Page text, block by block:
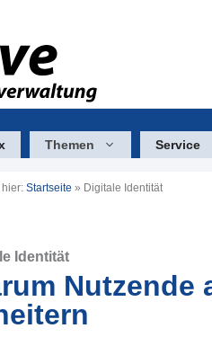
Themen Service
Startseite » Digitale Identität
Identität
Nutzende